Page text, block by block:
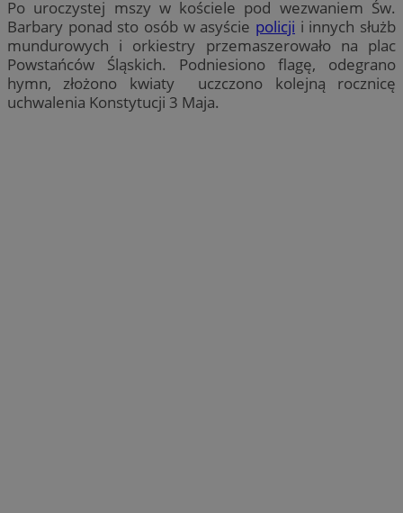
Po uroczystej mszy w kościele pod wezwaniem Św.
Barbary ponad sto osób w asyście policji i innych służb
mundurowych i orkiestry przemaszerowało na plac
Powstańców Śląskich. Podniesiono flagę, odegrano
hymn, złożono kwiaty uczczono kolejną rocznicę
uchwalenia Konstytucji 3 Maja.